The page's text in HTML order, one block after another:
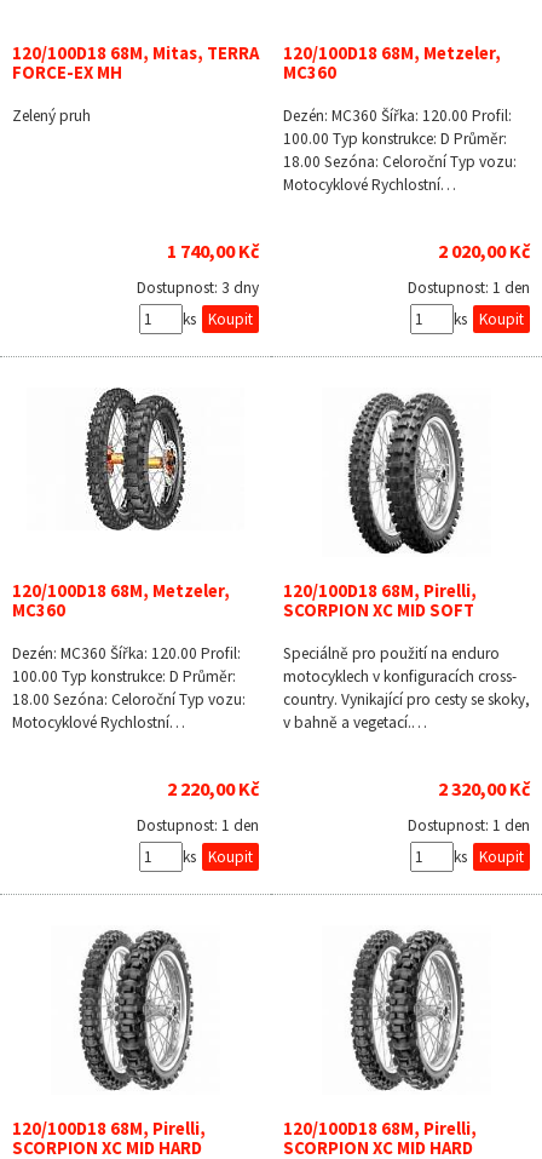
120/100D18 68M, Mitas, TERRA
FORCE-EX MH
Zelený pruh
1 740,00 Kč
Dostupnost: 3 dny
ks
120/100D18 68M, Metzeler,
MC360
Dezén: MC360 Šířka: 120.00 Profil:
100.00 Typ konstrukce: D Průměr:
18.00 Sezóna: Celoroční Typ vozu:
Motocyklové Rychlostní…
2 020,00 Kč
Dostupnost: 1 den
ks
120/100D18 68M, Metzeler,
MC360
Dezén: MC360 Šířka: 120.00 Profil:
100.00 Typ konstrukce: D Průměr:
18.00 Sezóna: Celoroční Typ vozu:
Motocyklové Rychlostní…
2 220,00 Kč
Dostupnost: 1 den
ks
120/100D18 68M, Pirelli,
SCORPION XC MID SOFT
Speciálně pro použití na enduro
motocyklech v konfiguracích cross-
country. Vynikající pro cesty se skoky,
v bahně a vegetací.…
2 320,00 Kč
Dostupnost: 1 den
ks
120/100D18 68M, Pirelli,
SCORPION XC MID HARD
120/100D18 68M, Pirelli,
SCORPION XC MID HARD